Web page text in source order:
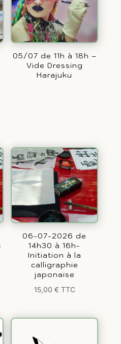
05/07 de 11h à 18h –
Vide Dressing
Harajuku
06-07-2026 de
14h30 à 16h-
Initiation à la
calligraphie
japonaise
15,00 € TTC